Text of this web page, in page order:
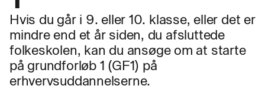
Hvis du går i 9. eller 10. klasse, eller det er
mindre end et år siden, du afsluttede
folkeskolen, kan du ansøge om at starte
på grundforløb 1 (GF1) på
erhvervsuddannelserne.